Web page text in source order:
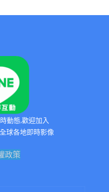
動態,歡迎加入
球各地即時影像
政策